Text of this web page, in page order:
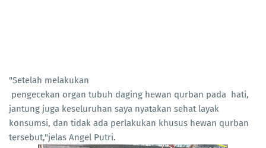
"Setelah melakukan
pengecekan organ tubuh daging hewan qurban pada hati,
jantung juga keseluruhan saya nyatakan sehat layak
konsumsi, dan tidak ada perlakukan khusus hewan qurban
tersebut,"jelas Angel Putri.